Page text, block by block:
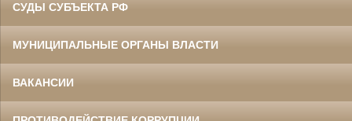
СУДЫ СУБЪЕКТА РФ
МУНИЦИПАЛЬНЫЕ ОРГАНЫ ВЛАСТИ
ВАКАНСИИ